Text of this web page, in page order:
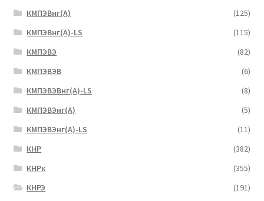
КМПЭВнг(А)
(125)
КМПЭВнг(А)-LS
(115)
КМПЭВЭ
(82)
КМПЭВЭВ
(6)
КМПЭВЭВнг(А)-LS
(8)
КМПЭВЭнг(А)
(5)
КМПЭВЭнг(А)-LS
(11)
КНР
(382)
КНРк
(355)
КНРЭ
(191)